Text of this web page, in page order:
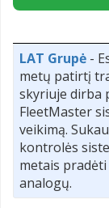
LAT Grupė -
metų patirtį
skyriuje dirba
FleetMaster
veikimą.
kontrolės
metais
analogų.